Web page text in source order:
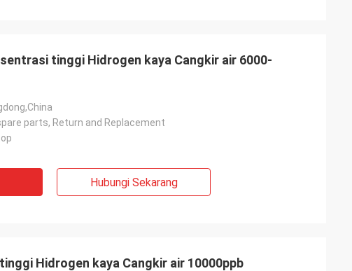
tinggi Hidrogen kaya Cangkir air 6000-
parts, Return and Replacement
Hubungi Sekarang
Hidrogen kaya Cangkir air 10000ppb